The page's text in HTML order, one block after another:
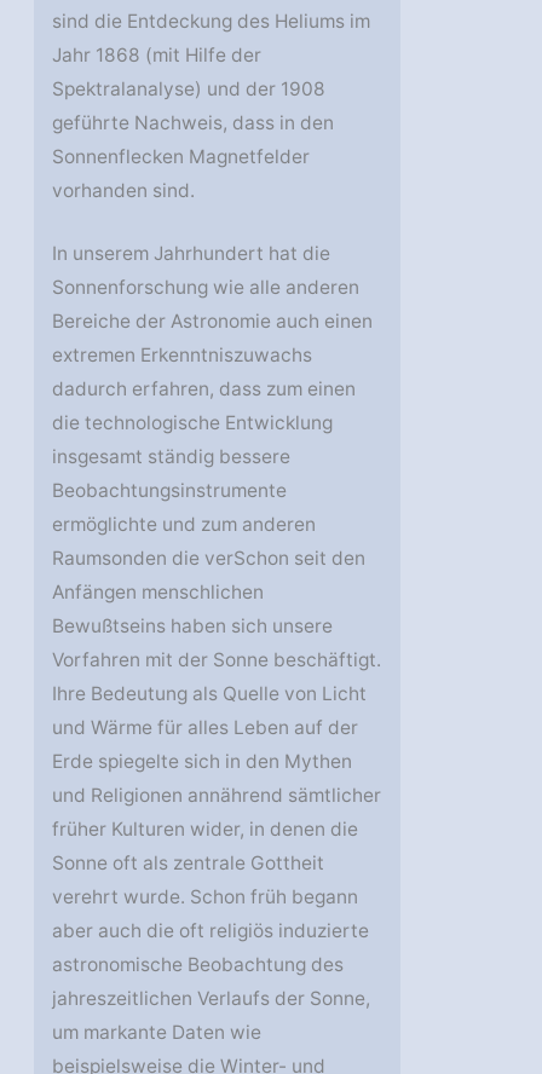
sind die Entdeckung des Heliums im
Jahr 1868 (mit Hilfe der
Spektralanalyse) und der 1908
geführte Nachweis, dass in den
Sonnenflecken Magnetfelder
vorhanden sind.
In unserem Jahrhundert hat die
Sonnenforschung wie alle anderen
Bereiche der Astronomie auch einen
extremen Erkenntniszuwachs
dadurch erfahren, dass zum einen
die technologische Entwicklung
insgesamt ständig bessere
Beobachtungsinstrumente
ermöglichte und zum anderen
Raumsonden die verSchon seit den
Anfängen menschlichen
Bewußtseins haben sich unsere
Vorfahren mit der Sonne beschäftigt.
Ihre Bedeutung als Quelle von Licht
und Wärme für alles Leben auf der
Erde spiegelte sich in den Mythen
und Religionen annährend sämtlicher
früher Kulturen wider, in denen die
Sonne oft als zentrale Gottheit
verehrt wurde. Schon früh begann
aber auch die oft religiös induzierte
astronomische Beobachtung des
jahreszeitlichen Verlaufs der Sonne,
um markante Daten wie
beispielsweise die Winter- und